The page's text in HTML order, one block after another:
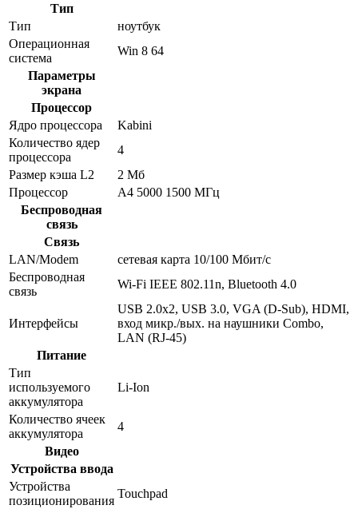
Тип
Тип
ноутбук
Операционная
система
Win 8 64
Параметры
экрана
Процессор
Ядро процессора
Kabini
Количество ядер
процессора
4
Размер кэша L2
2 Мб
Процессор
A4 5000 1500 МГц
Беспроводная
связь
Связь
LAN/Modem
сетевая карта 10/100 Мбит/c
Беспроводная
связь
Wi-Fi IEEE 802.11n, Bluetooth 4.0
Интерфейсы
USB 2.0x2, USB 3.0, VGA (D-Sub), HDMI,
вход микр./вых. на наушники Combo,
LAN (RJ-45)
Питание
Тип
используемого
аккумулятора
Li-Ion
Количество ячеек
аккумулятора
4
Видео
Устройства ввода
Устройства
позиционирования
Touchpad